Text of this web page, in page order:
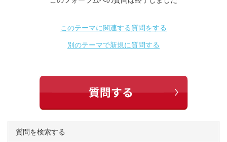
このテーマに関連する質問をする
別のテーマで新規に質問する
質問を検索する